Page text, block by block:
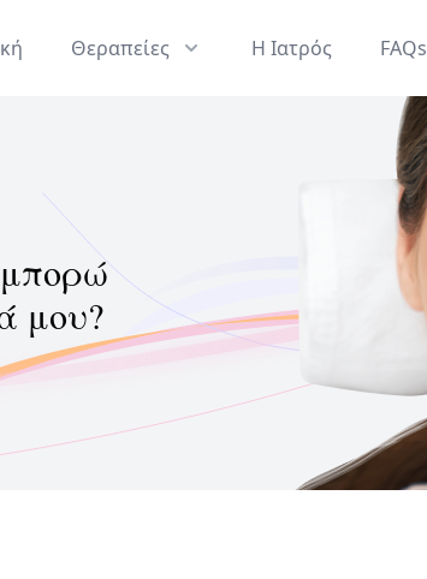
Θεραπείες Η Ιατρός FAQs
μου?